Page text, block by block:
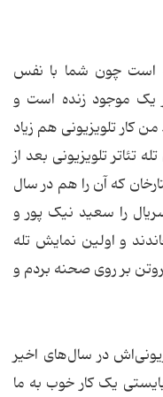
است چون شما با نفس
یک موجود زنده است و
کار تلویزیونی هم زیاد
تئاتر تلویزیونی بعد از
که آن را هم در سال
را سعید نیک پور و
و اولین نمایش تله
بر روی صحنه بردم و
در سال‌های اخیر
یک کار خوب به ما